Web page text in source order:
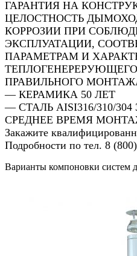
ГАРАНТИЯ НА
ЦЕЛОСТНОСТЬ
КОРРОЗИИ ПРИ
ЭКСПЛУАТАЦИИ,
ПАРАМЕТРАМ И
ТЕПЛОГЕНЕРЕРУЮЩЕГО
ПРАВИЛЬНОГО
— КЕРАМИКА 50 ЛЕТ
— СТАЛЬ AISI316/310/304
СРЕДНЕЕ ВРЕМЯ
Закажите
Подробности по тел. 8
Варианты компоновки систем